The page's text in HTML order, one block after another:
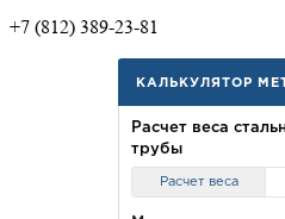
+7 (812) 389-23-81